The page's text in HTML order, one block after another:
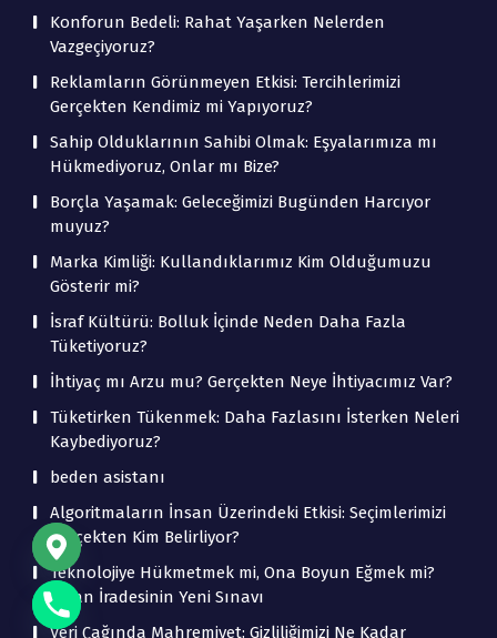
Konforun Bedeli: Rahat Yaşarken Nelerden
Vazgeçiyoruz?
Reklamların Görünmeyen Etkisi: Tercihlerimizi
Gerçekten Kendimiz mi Yapıyoruz?
Sahip Olduklarının Sahibi Olmak: Eşyalarımıza mı
Hükmediyoruz, Onlar mı Bize?
Borçla Yaşamak: Geleceğimizi Bugünden Harcıyor
muyuz?
Marka Kimliği: Kullandıklarımız Kim Olduğumuzu
Gösterir mi?
İsraf Kültürü: Bolluk İçinde Neden Daha Fazla
Tüketiyoruz?
İhtiyaç mı Arzu mu? Gerçekten Neye İhtiyacımız Var?
Tüketirken Tükenmek: Daha Fazlasını İsterken Neleri
Kaybediyoruz?
beden asistanı
Algoritmaların İnsan Üzerindeki Etkisi: Seçimlerimizi
Gerçekten Kim Belirliyor?
Teknolojiye Hükmetmek mi, Ona Boyun Eğmek mi?
İnsan İradesinin Yeni Sınavı
Veri Çağında Mahremiyet: Gizliliğimizi Ne Kadar